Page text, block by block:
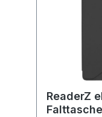
ReaderZ